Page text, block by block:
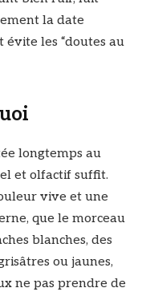
la date
évite les “doutes au
longtemps au
et olfactif suffit.
vive et une
que le morceau
blanches, des
ou jaunes,
ne pas prendre de